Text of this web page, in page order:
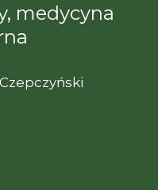
medycyna